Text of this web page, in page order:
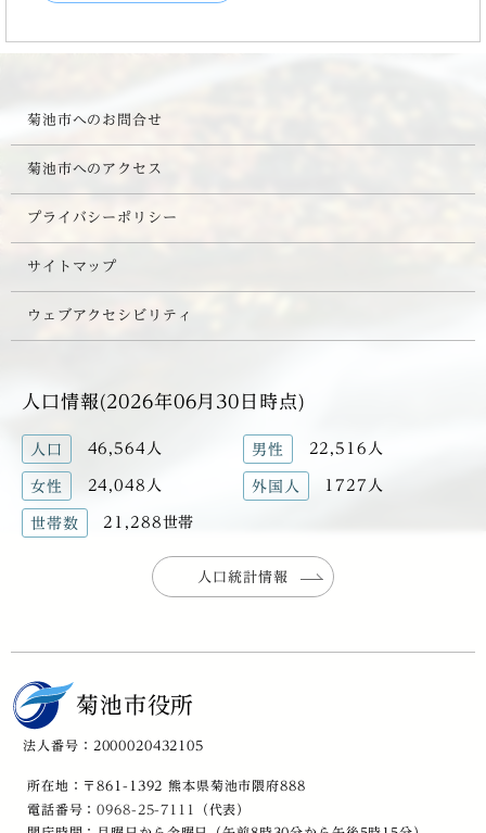
菊池市へのお問合せ
菊池市へのアクセス
プライバシーポリシー
サイトマップ
ウェブアクセシビリティ
人口情報(2026年06月30日時点)
人口 46,564人 男性 22,516人
女性 24,048人 外国人 1727人
世帯数 21,288世帯
人口統計情報
菊池市役所
法人番号：2000020432105
所在地：〒861-1392 熊本県菊池市隈府888
電話番号：0968-25-7111
（代表）